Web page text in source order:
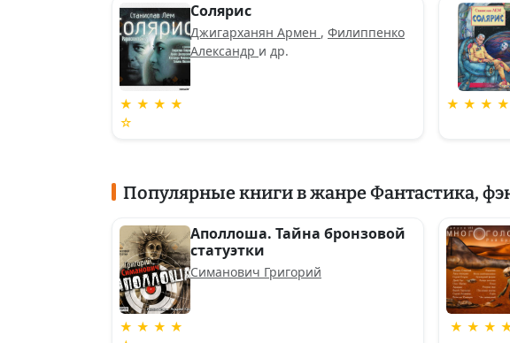
★ ★ ★ ★
☆
Солярис
Джигарханян Армен , Филиппенко
Александр и др.
★ ★ ★
Популярные книги в жанре Фантастика,
★ ★ ★ ★
Аполлоша. Тайна бронзовой
статуэтки
Симанович Григорий
★ ★ ★